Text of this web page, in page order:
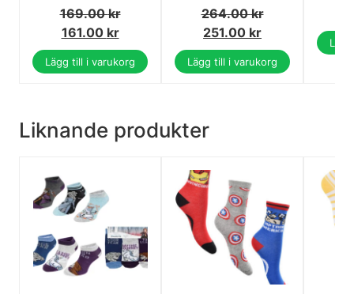
169.00kr
161.00 kr
Lägg till i varukorg
264.00kr
251.00 kr
Lägg till i varukorg
Liknande produkter